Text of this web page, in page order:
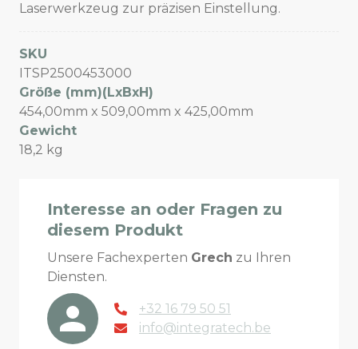
Laserwerkzeug zur präzisen Einstellung.
SKU
ITSP2500453000
Größe (mm)(LxBxH)
454,00mm x 509,00mm x 425,00mm
Gewicht
18,2 kg
Interesse an oder Fragen zu
diesem Produkt
Unsere Fachexperten Grech zu Ihren
Diensten.
+32 16 79 50 51
info@integratech.be